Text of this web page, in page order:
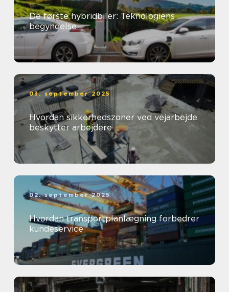
De første hybridbiler: Teknologiens
begyndelse
03. september 2025
Hvordan sikkerhedszoner ved vejarbejde
beskytter arbejdere
02. september 2025
Hvordan transportplanlægning forbedrer
kundeservice